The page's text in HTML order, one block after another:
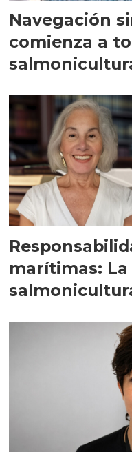
Navegación
comienza a
marítimas: